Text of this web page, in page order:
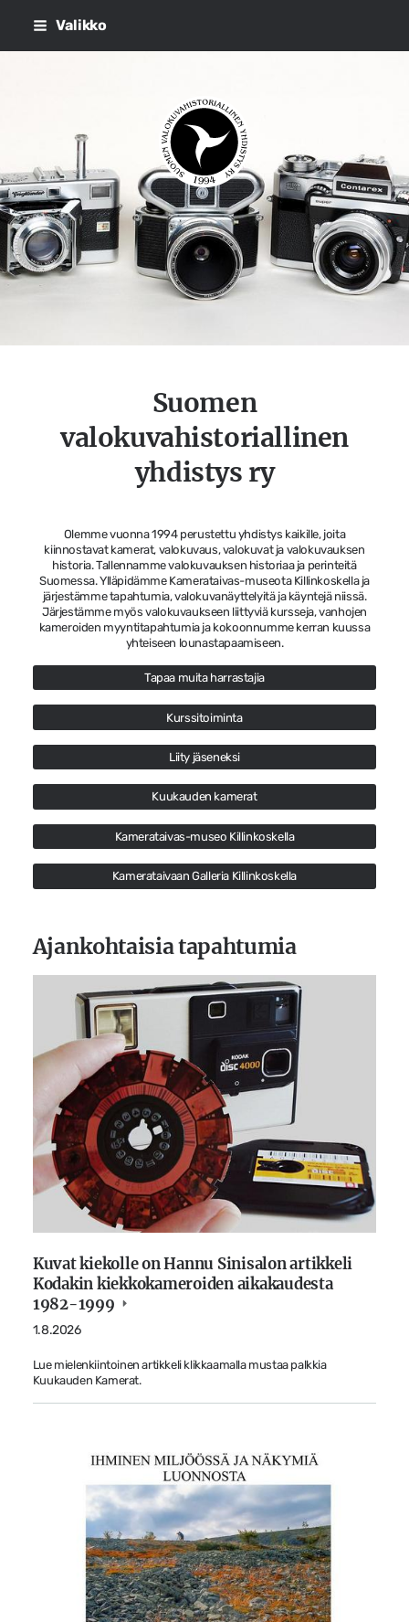
Siirry
sivun
sisältöön
Valikko
Suomen
Suomen
valokuvahistoriallinen
yhdistys ry
Olemme vuonna 1994 perustettu yhdistys kaikille, joita
kiinnostavat kamerat, valokuvaus, valokuvat ja valokuvauksen
historia. Tallennamme valokuvauksen historiaa ja perinteitä
Suomessa. Ylläpidämme Kamerataivas-museota Killinkoskella ja
järjestämme tapahtumia, valokuvanäyttelyitä ja käyntejä niissä.
Järjestämme myös valokuvaukseen liittyviä kursseja, vanhojen
kameroiden myyntitapahtumia ja kokoonnumme kerran kuussa
yhteiseen lounastapaamiseen.
Tapaa muita harrastajia
Kurssitoiminta
Liity jäseneksi
Kuukauden kamerat
Kamerataivas-museo Killinkoskella
Kamerataivaan Galleria Killinkoskella
Ajankohtaisia tapahtumia
Kuvat kiekolle on Hannu Sinisalon artikkeli
Kodakin kiekkokameroiden aikakaudesta
1982-1999
1.8.2026
Lue mielenkiintoinen artikkeli klikkaamalla mustaa palkkia
Kuukauden Kamerat.